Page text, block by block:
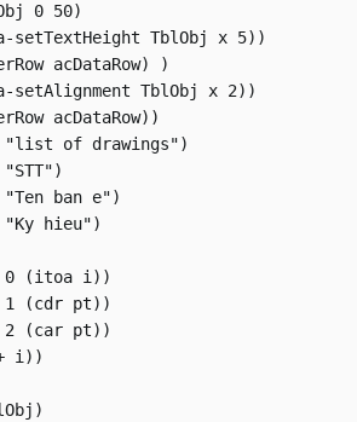
0 50)
setTextHeight TblObj x 5))
acDataRow) )
setAlignment TblObj x 2))
acDataRow))
"list of drawings")
ban e")
hieu")
0 (itoa i))
1 (cdr pt))
2 (car pt))
i))